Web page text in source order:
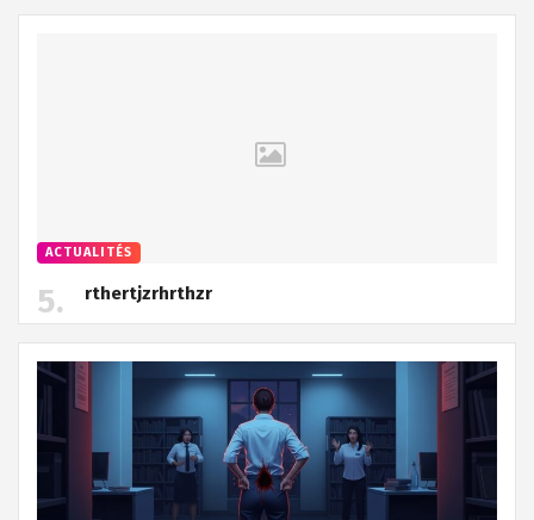
ACTUALITÉS
rthertjzrhrthzr